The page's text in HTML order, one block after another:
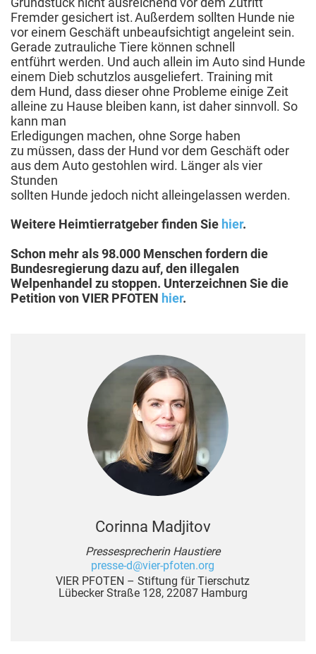
Fremder gesichert ist. Außerdem sollten Hunde nie
vor einem Geschäft unbeaufsichtigt angeleint sein.
Gerade zutrauliche Tiere können schnell
entführt werden. Und auch allein im Auto sind Hunde
einem Dieb schutzlos ausgeliefert. Training mit
dem Hund, dass dieser ohne Probleme einige Zeit
alleine zu Hause bleiben kann, ist daher sinnvoll. So
kann man
Erledigungen machen, ohne Sorge haben
zu müssen, dass der Hund vor dem Geschäft oder
aus dem Auto gestohlen wird. Länger als vier
Stunden
sollten Hunde jedoch nicht alleingelassen werden.
Weitere Heimtierratgeber finden Sie hier.
Schon mehr als 98.000 Menschen fordern die
Bundesregierung dazu auf, den illegalen
Welpenhandel zu stoppen. Unterzeichnen Sie die
Petition von VIER PFOTEN hier.
Corinna Madjitov
Pressesprecherin Haustiere
presse-d@vier-pfoten.org
VIER PFOTEN – Stiftung für Tierschutz
Lübecker Straße 128, 22087 Hamburg